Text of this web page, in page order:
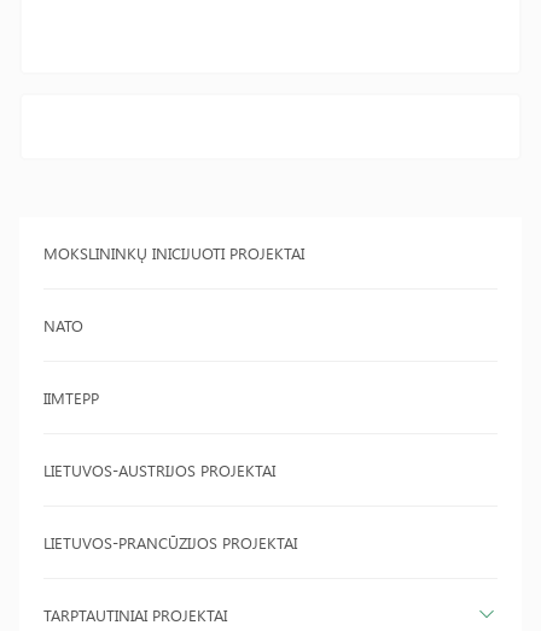
MOKSLININKŲ INICIJUOTI PROJEKTAI
NATO
IIMTEPP
LIETUVOS-AUSTRIJOS PROJEKTAI
LIETUVOS-PRANCŪZIJOS PROJEKTAI
TARPTAUTINIAI PROJEKTAI